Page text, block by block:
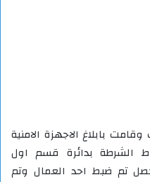
بابلاغ الاجهزة الامنية
الشرطة بدائرة قسم اول
تم ضبط احد العمال وتم